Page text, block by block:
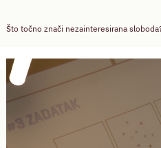
Što točno znači nezainteresirana